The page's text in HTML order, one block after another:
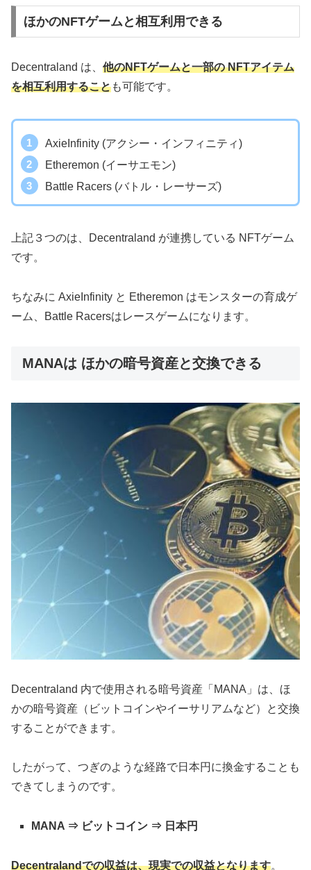
ほかのNFTゲームと相互利用できる
Decentraland は、 他のNFTゲームと一部の NFTアイテム
を相互利用することも可能です。
AxieInfinity (アクシー・インフィニティ)
Etheremon (イーサエモン)
Battle Racers (バトル・レーサーズ)
上記３つのは、Decentraland が連携している NFTゲーム
です。
ちなみに AxieInfinity と Etheremon はモンスターの育成ゲ
ーム、Battle Racersはレースゲームになります。
MANAは ほかの暗号資産と交換できる
Decentraland 内で使用される暗号資産「MANA」は、ほ
かの暗号資産（ビットコインやイーサリアムなど）と交換
することができます。
したがって、つぎのような経路で日本円に換金することも
できてしまうのです。
MANA ⇒ ビットコイン ⇒ 日本円
Decentralandでの収益は、現実での収益となります。